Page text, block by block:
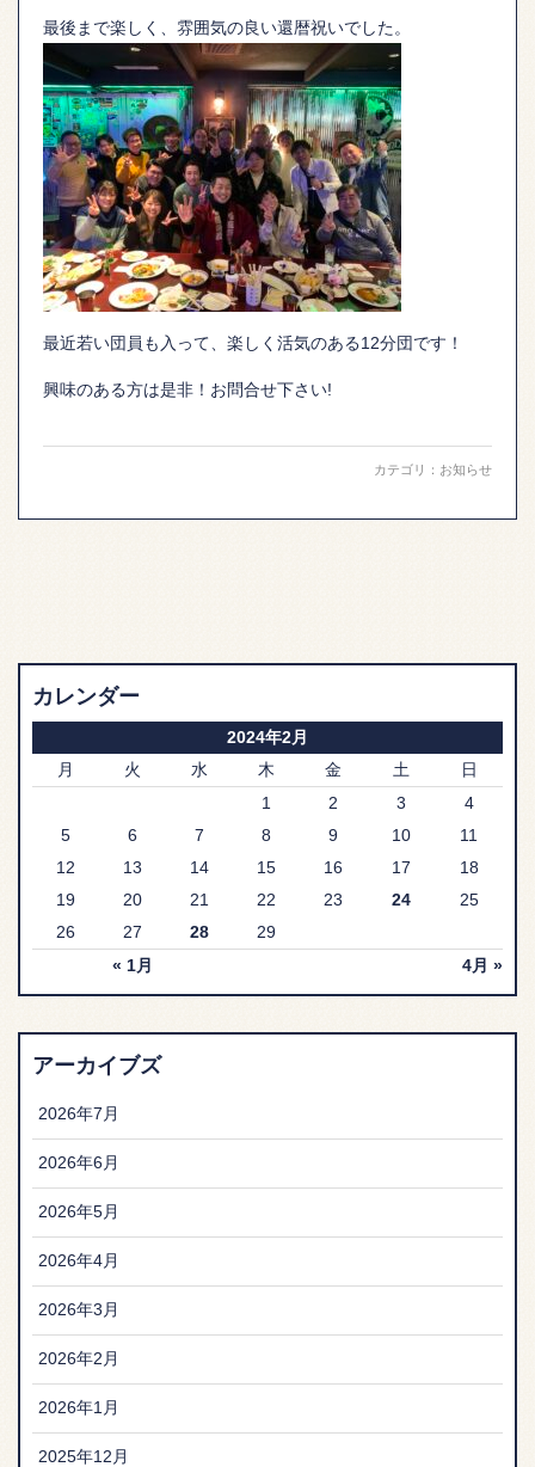
最後まで楽しく、雰囲気の良い還暦祝いでした。
最近若い団員も入って、楽しく活気のある12分団です！
興味のある方は是非！お問合せ下さい!
カテゴリ： お知らせ
カレンダー
2024年2月
月
火 水 木 金 土 日
« 1月 4月 »
1 2 3
4
5
6 7 8 9 10
11
12
13 14 15 16 17
18
19
20 21 22 23 24
25
26
27 28 29
アーカイブズ
2026年7月
2026年6月
2026年5月
2026年4月
2026年3月
2026年2月
2026年1月
2025年12月